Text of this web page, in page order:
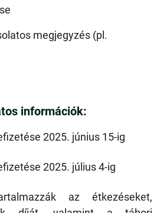
megjegyzés (pl.
információk:
2025. június 15-ig
2025. július 4-ig
az étkezéseket,